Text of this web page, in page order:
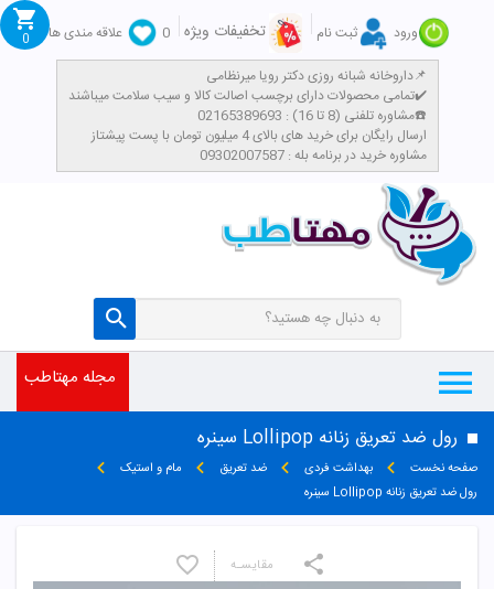
ورود ثبت نام تخفیفات ویژه 0
علاقه مندی ها
داروخانه شبانه روزی دکتر رویا میرنظامی📌
تمامی محصولات دارای برچسب اصالت کالا و سیب سلامت میباشند✔️
مشاوره تلفنی (8 تا 16) : 02165389693☎️
​ارسال رایگان برای خرید های بالای 4 میلیون تومان با پست پیشتاز
مشاوره خرید در برنامه بله : 09302007587
0
مجله مهتاطب
رول ضد تعریق زنانه Lollipop سینره
صفحه نخست بهداشت فردی ضد تعریق
مام و استیک
رول ضد تعریق زنانه Lollipop سینره
مقایسـه